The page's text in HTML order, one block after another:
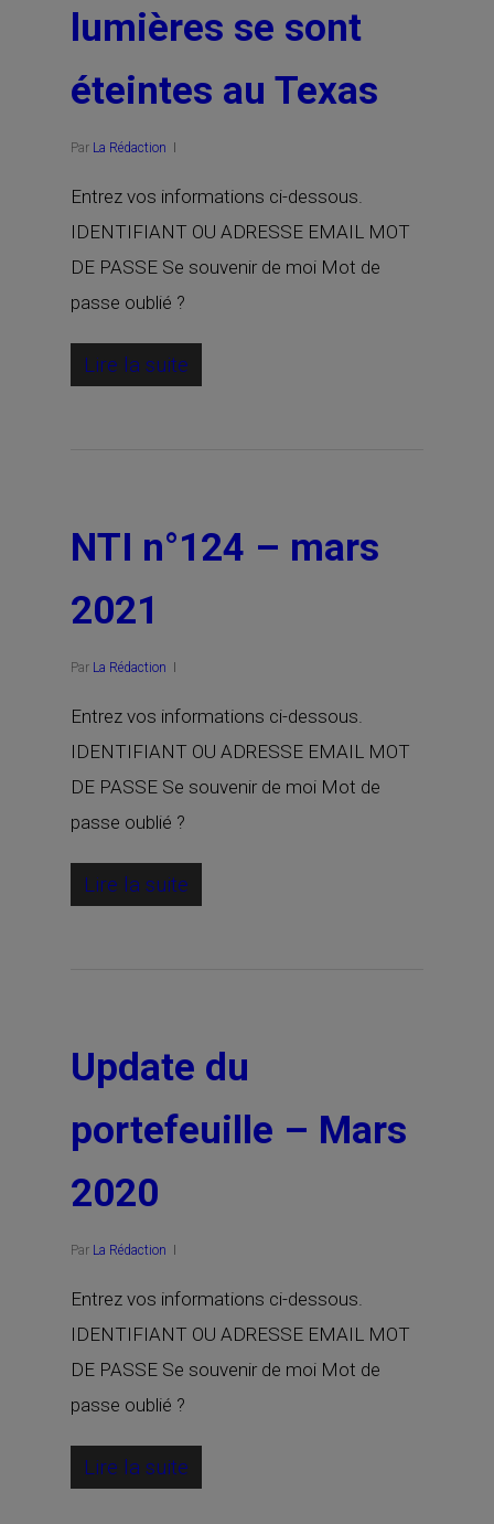
lumières se sont
éteintes au Texas
Par La Rédaction
Entrez vos informations ci-dessous.
IDENTIFIANT OU ADRESSE EMAIL MOT
DE PASSE Se souvenir de moi Mot de
passe oublié ?
Lire la suite
NTI n°124 – mars
2021
Par La Rédaction
Entrez vos informations ci-dessous.
IDENTIFIANT OU ADRESSE EMAIL MOT
DE PASSE Se souvenir de moi Mot de
passe oublié ?
Lire la suite
Update du
portefeuille – Mars
2020
Par La Rédaction
Entrez vos informations ci-dessous.
IDENTIFIANT OU ADRESSE EMAIL MOT
DE PASSE Se souvenir de moi Mot de
passe oublié ?
Lire la suite